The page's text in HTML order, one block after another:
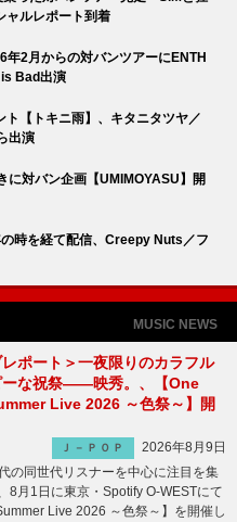
ャルレポート到着
2月からの対バンツアーにENTH
Bad出演
【トキニ雨】、キタニタツヤ／
出演
に対バン企画【UMIMOYASU】開
時を経て配信、Creepy Nuts／フ
MUSIC NEWS
レポート＞一夜限りのカラフル
ーな祝祭――映秀。、【One
Live 2026 ～色祭～】開
Ｊ－ＰＯＰ
2026年8月9日
の同世代リスナーを中心に注目を集
8月1日に東京・Spotify O-WESTにて
Live 2026 ～色祭～】を開催し